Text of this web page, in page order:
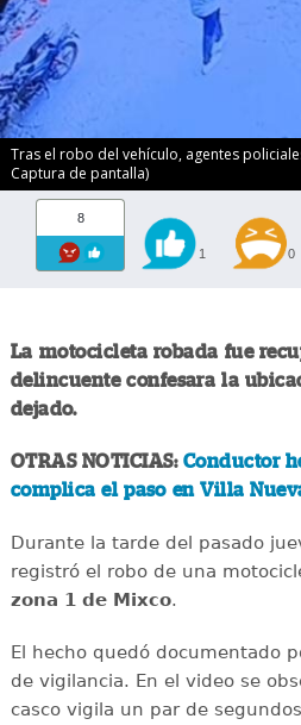
Tras el robo del vehículo, agentes
Captura de pantalla)
8
1 0
La motocicleta robada fue
delincuente confesara la
dejado.
OTRAS NOTICIAS: Conductor
complica el paso en Villa
Durante la tarde del pasado
registró el robo de una
zona 1 de Mixco.
El hecho quedó documentado
de vigilancia. En el video se
casco vigila un par de